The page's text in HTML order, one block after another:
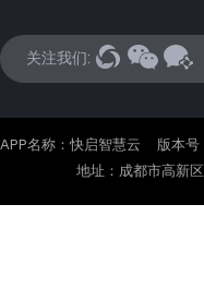
关注我们:
APP名称：快启智慧云 版本号
地址：成都市高新